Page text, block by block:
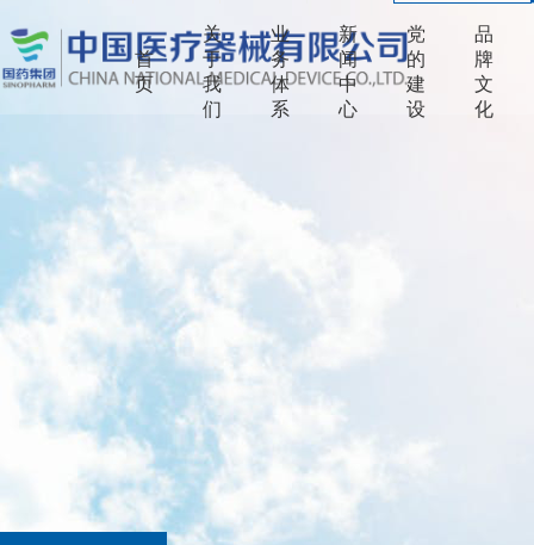
首
页
关
于
我
们
业
务
体
系
新
闻
中
心
党
的
建
设
品
牌
文
化